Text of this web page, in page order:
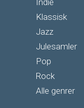
Indie
Klassisk
Jazz
Julesamler
Pop
Rock
Alle genrer